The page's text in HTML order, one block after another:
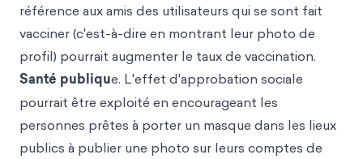
référence aux amis des utilisateurs qui se sont fait
vacciner (c'est-à-dire en montrant leur photo de
profil) pourrait augmenter le taux de vaccination.
Santé publique. L'effet d'approbation sociale
pourrait être exploité en encourageant les
personnes prêtes à porter un masque dans les lieux
publics à publier une photo sur leurs comptes de